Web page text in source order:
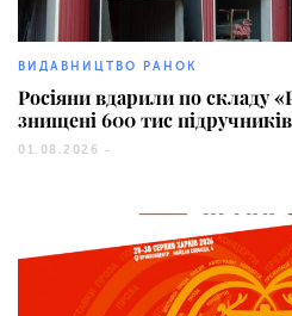
ВИДАВНИЦТВО РАНОК
Росіяни вдарили по складу
знищені 600 тис підручників
01.08.2026 -